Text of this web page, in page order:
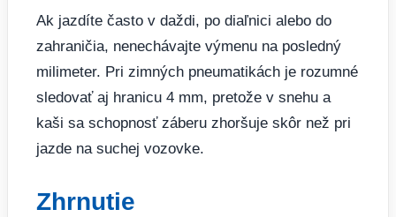
Ak jazdíte často v daždi, po diaľnici alebo do
zahraničia, nenechávajte výmenu na posledný
milimeter. Pri zimných pneumatikách je rozumné
sledovať aj hranicu 4 mm, pretože v snehu a
kaši sa schopnosť záberu zhoršuje skôr než pri
jazde na suchej vozovke.
Zhrnutie